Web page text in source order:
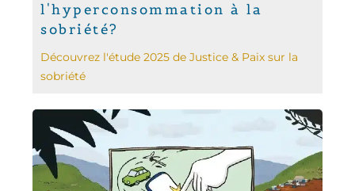
l'hyperconsommation à la
sobriété?
Découvrez l'étude 2025 de Justice & Paix sur la
sobriété